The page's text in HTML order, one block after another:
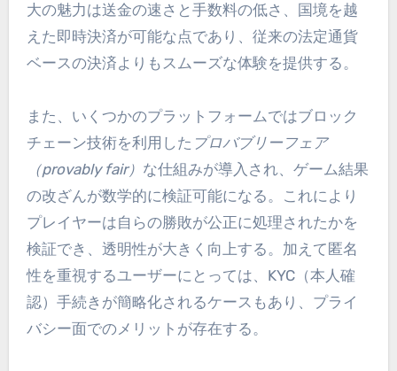
大の魅力は送金の速さと手数料の低さ、国境を越
えた即時決済が可能な点であり、従来の法定通貨
ベースの決済よりもスムーズな体験を提供する。
また、いくつかのプラットフォームではブロック
チェーン技術を利用した プロバブリーフェア
（provably fair） な仕組みが導入され、ゲーム結果
の改ざんが数学的に検証可能になる。これにより
プレイヤーは自らの勝敗が公正に処理されたかを
検証でき、透明性が大きく向上する。加えて匿名
性を重視するユーザーにとっては、KYC（本人確
認）手続きが簡略化されるケースもあり、プライ
バシー面でのメリットが存在する。